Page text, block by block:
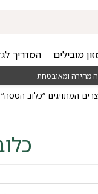
מובילים המדריך
מהירה ומאובטחת
המתויגים “כלוב הטסה”